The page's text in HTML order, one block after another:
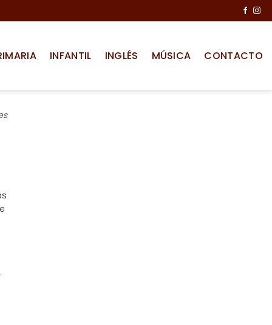
INFANTIL INGLÉS MÚSICA CONTACTO